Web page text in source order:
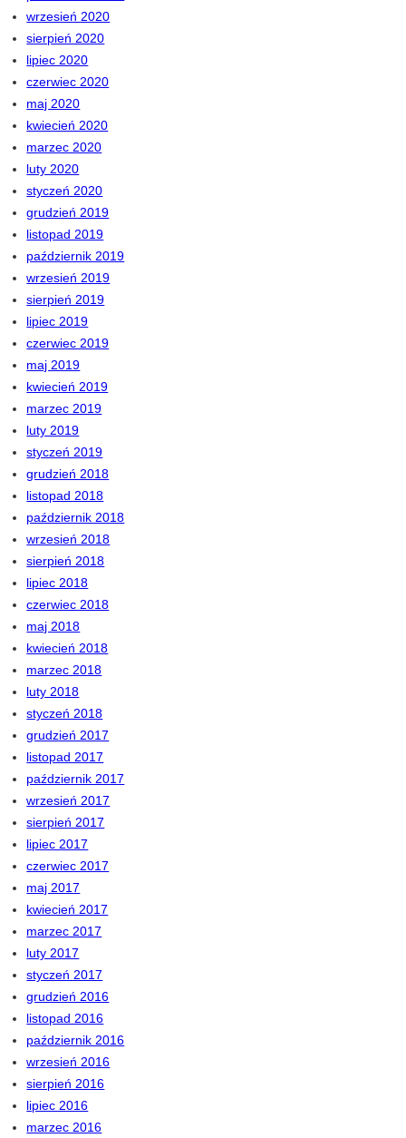
wrzesień 2020
sierpień 2020
lipiec 2020
czerwiec 2020
maj 2020
kwiecień 2020
marzec 2020
luty 2020
styczeń 2020
grudzień 2019
listopad 2019
październik 2019
wrzesień 2019
sierpień 2019
lipiec 2019
czerwiec 2019
maj 2019
kwiecień 2019
marzec 2019
luty 2019
styczeń 2019
grudzień 2018
listopad 2018
październik 2018
wrzesień 2018
sierpień 2018
lipiec 2018
czerwiec 2018
maj 2018
kwiecień 2018
marzec 2018
luty 2018
styczeń 2018
grudzień 2017
listopad 2017
październik 2017
wrzesień 2017
sierpień 2017
lipiec 2017
czerwiec 2017
maj 2017
kwiecień 2017
marzec 2017
luty 2017
styczeń 2017
grudzień 2016
listopad 2016
październik 2016
wrzesień 2016
sierpień 2016
lipiec 2016
marzec 2016